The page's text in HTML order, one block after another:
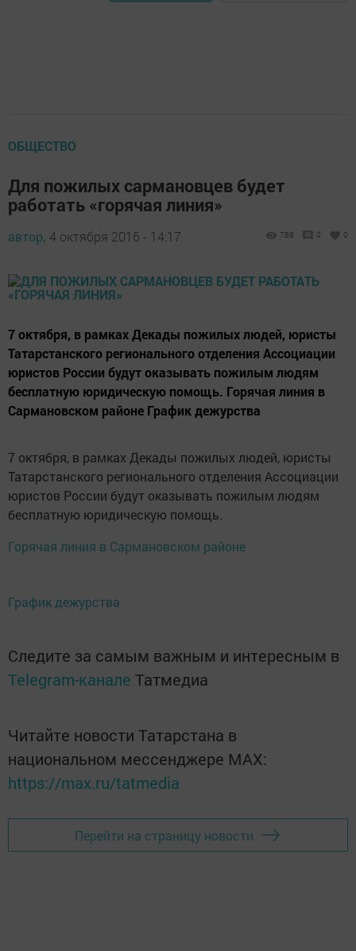
ОБЩЕСТВО
Для пожилых сармановцев будет
работать «горячая линия»
автор, 4 октября 2016 - 14:17 788 0 0
7 октября, в рамках Декады пожилых людей, юристы
Татарстанского регионального отделения Ассоциации
юристов России будут оказывать пожилым людям
бесплатную юридическую помощь. Горячая линия в
Сармановском районе График дежурства
7 октября, в рамках Декады пожилых людей, юристы
Татарстанского регионального отделения Ассоциации
юристов России будут оказывать пожилым людям
бесплатную юридическую помощь.
Горячая линия в Сармановском районе
График дежурства
Следите за самым важным и интересным в
Telegram-канале Татмедиа
Читайте новости Татарстана в
национальном мессенджере MАХ:
https://max.ru/tatmedia
Перейти на страницу новости